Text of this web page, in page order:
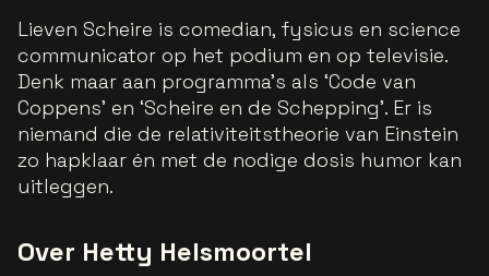
Lieven Scheire is comedian, fysicus en science
communicator op het podium en op televisie.
Denk maar aan programma’s als ‘Code van
Coppens’ en ‘Scheire en de Schepping’. Er is
niemand die de relativiteitstheorie van Einstein
zo hapklaar én met de nodige dosis humor kan
uitleggen.
Over Hetty Helsmoortel